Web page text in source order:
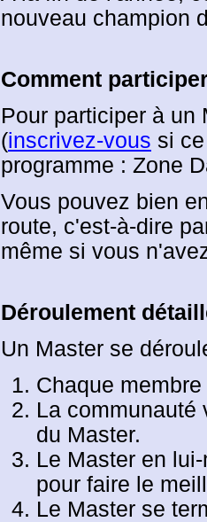
nouveau champion
Comment
Pour participer à un
(inscrivez-vous si
programme : Zone
Vous pouvez bien
route, c'est-à-dire
même si vous
Déroulement
Un Master se
Chaque
La communauté
du Master.
Le Master en
pour faire le
Le Master se